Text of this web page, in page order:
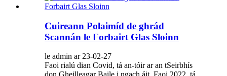
Cuireann Polaimíd de ghrád
Scannán le Forbairt Glas Sloinn
le admin ar 23-02-27
Faoi rialú dian Covid, tá an-tóir ar an tSeirbhís